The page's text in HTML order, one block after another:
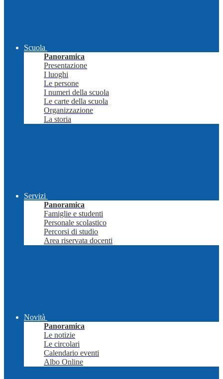
Scuola
Panoramica
Presentazione
I luoghi
Le persone
I numeri della scuola
Le carte della scuola
Organizzazione
La storia
Servizi
Panoramica
Famiglie e studenti
Personale scolastico
Percorsi di studio
Area riservata docenti
Novità
Panoramica
Le notizie
Le circolari
Calendario eventi
Albo Online